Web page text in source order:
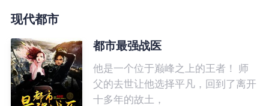
现代都市
都市最强战医
他是一个位于巅峰之上的王者！ 师
父的去世让他选择平凡，回到了离开
十多年的故土，